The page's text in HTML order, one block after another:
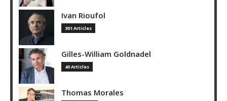
Ivan Rioufol
301 Articles
Gilles-William Goldnadel
40 Articles
Thomas Morales